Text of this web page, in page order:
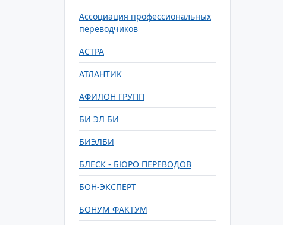
Ассоциация профессиональных
переводчиков
АСТРА
АТЛАНТИК
АФИЛОН ГРУПП
БИ ЭЛ БИ
БИЭЛБИ
БЛЕСК - БЮРО ПЕРЕВОДОВ
БОН-ЭКСПЕРТ
БОНУМ ФАКТУМ